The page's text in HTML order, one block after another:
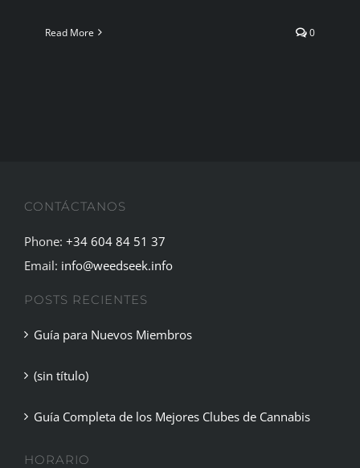
Read More 0
CONTÁCTANOS
Phone: +34 604 84 51 37
Email: info@weedseek.info
POSTS RECIENTES
Guía para Nuevos Miembros
(sin título)
Guía Completa de los Mejores Clubes de Cannabis
HORARIO